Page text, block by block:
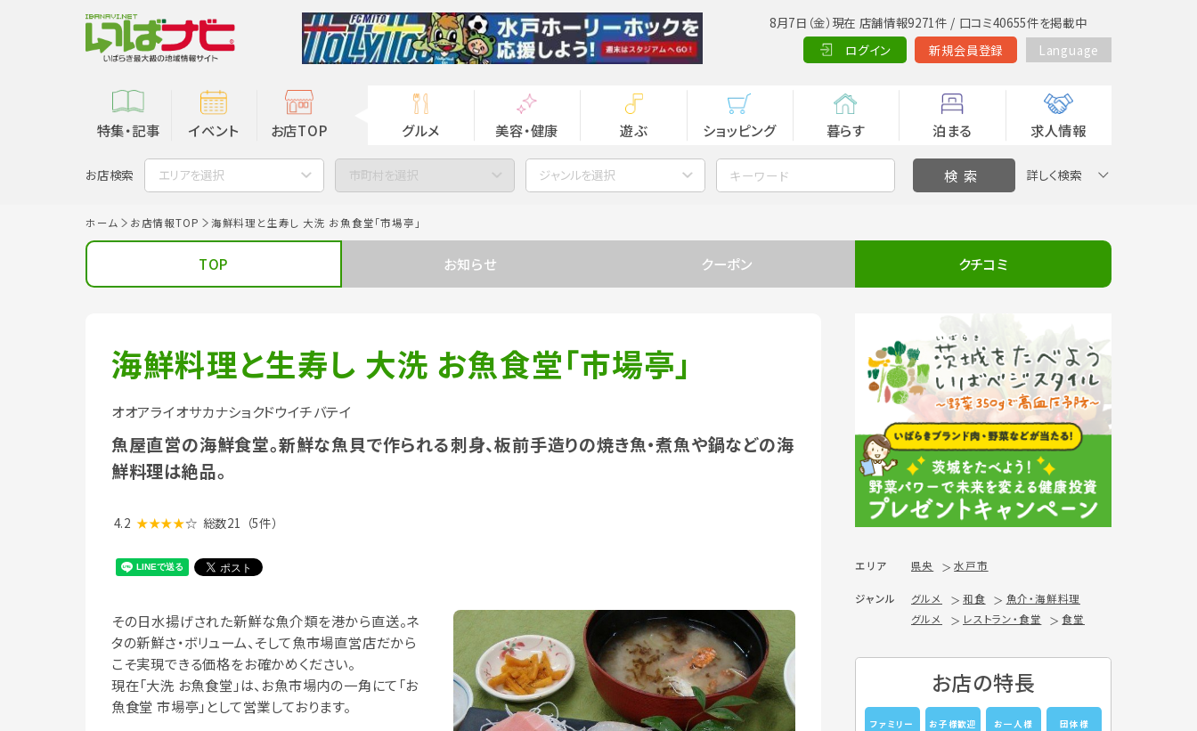
8月7日（金）現在 店舗情報9271件 / 口コミ40655件を掲載中
ログイン
新規会員登録 Language
特集・記事 イベント お店TOP グルメ 美容・健康 遊ぶ ショッピング 暮らす 泊まる 求人情報
お店検索 エリアを選択 市町村を選択 ジャンルを選択 詳しく検索
ホーム お店情報TOP 海鮮料理と生寿し 大洗 お魚食堂「市場亭」
TOP お知らせ クーポン クチコミ
海鮮料理と生寿し 大洗 お魚食堂「市場亭」
オオアライオサカナショクドウイチバテイ
魚屋直営の海鮮食堂。新鮮な魚貝で作られる刺身、板前手造りの焼き魚・煮魚や鍋などの海
鮮料理は絶品。
4.2 ★★★★☆ 総数21 （5件）
その日水揚げされた新鮮な魚介類を港から直送。ネ
タの新鮮さ・ボリューム、そして魚市場直営店だから
こそ実現できる価格をお確かめください。
現在「大洗 お魚食堂」は、お魚市場内の一角にて「お
魚食堂 市場亭」として営業しております。
エリア 県央 水戸市
ジャンル グルメ 和食
魚介・海鮮料理
グルメ
レストラン・食堂 食堂
お店の特長
ファミリー お子様歓迎 お一人様 団体様